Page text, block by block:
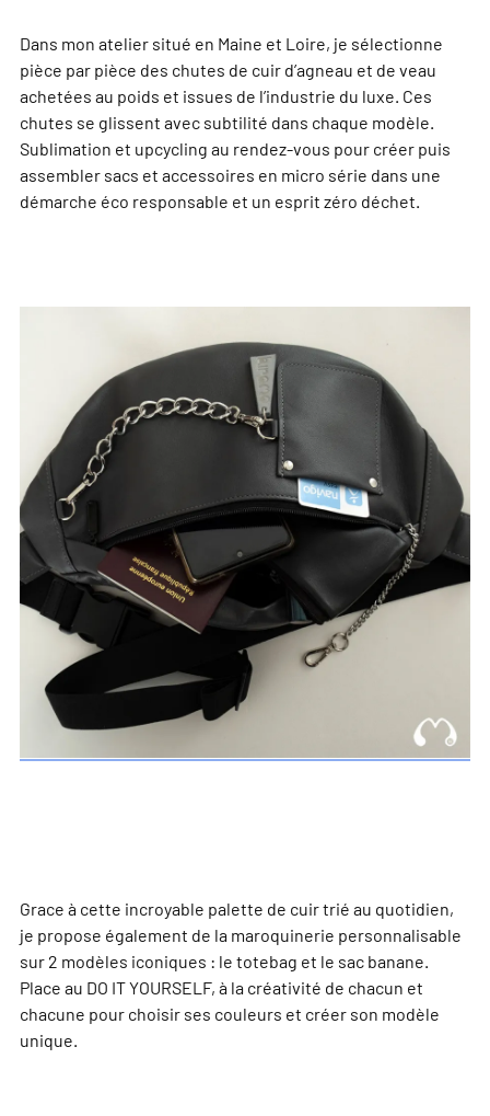
Dans mon atelier situé en Maine et Loire, je sélectionne
pièce par pièce des chutes de cuir d’agneau et de veau
achetées au poids et issues de l’industrie du luxe. Ces
chutes se glissent avec subtilité dans chaque modèle.
Sublimation et upcycling au rendez-vous pour créer puis
assembler sacs et accessoires en micro série dans une
démarche éco responsable et un esprit zéro déchet.
Grace à cette incroyable palette de cuir trié au quotidien,
je propose également de la maroquinerie personnalisable
sur 2 modèles iconiques : le totebag et le sac banane.
Place au DO IT YOURSELF, à la créativité de chacun et
chacune pour choisir ses couleurs et créer son modèle
unique.